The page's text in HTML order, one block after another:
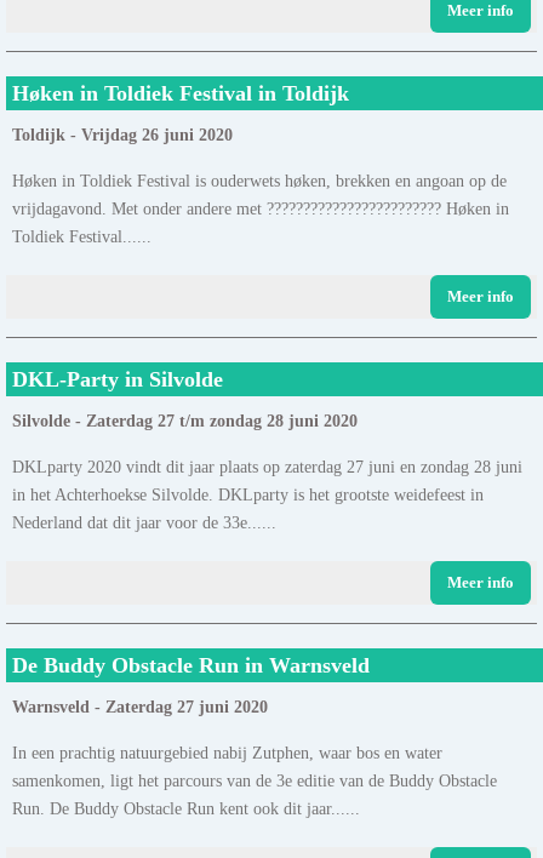
Meer info
Høken in Toldiek Festival in Toldijk
Toldijk - Vrijdag 26 juni 2020
Høken in Toldiek Festival is ouderwets høken, brekken en angoan op de
vrijdagavond. Met onder andere met ???????????????????????? Høken in
Toldiek Festival......
Meer info
DKL-Party in Silvolde
Silvolde - Zaterdag 27 t/m zondag 28 juni 2020
DKLparty 2020 vindt dit jaar plaats op zaterdag 27 juni en zondag 28 juni
in het Achterhoekse Silvolde. DKLparty is het grootste weidefeest in
Nederland dat dit jaar voor de 33e......
Meer info
De Buddy Obstacle Run in Warnsveld
Warnsveld - Zaterdag 27 juni 2020
In een prachtig natuurgebied nabij Zutphen, waar bos en water
samenkomen, ligt het parcours van de 3e editie van de Buddy Obstacle
Run. De Buddy Obstacle Run kent ook dit jaar......